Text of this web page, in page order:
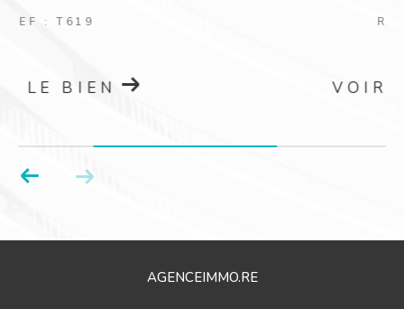
VOIR LE BIEN
AGENCEIMMO.RE